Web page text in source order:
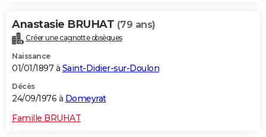
Anastasie BRUHAT (79 ans)
Créer une cagnotte obsèques
Naissance
01/01/1897 à Saint-Didier-sur-Doulon
Décès
24/09/1976 à Domeyrat
Famille BRUHAT